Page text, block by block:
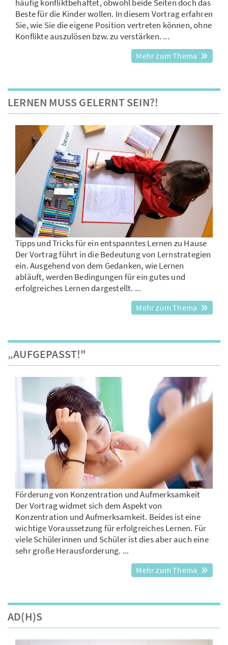
häufig konfliktbehaftet, obwohl beide Seiten doch das
Beste für die Kinder wollen. In diesem Vortrag erfahren
Sie, wie Sie die eigene Position vertreten können, ohne
Konflikte auszulösen bzw. zu verstärken. ...
Mehr zum Thema
LERNEN MUSS GELERNT SEIN?!
Tipps und Tricks für ein entspanntes Lernen zu Hause
Der Vortrag führt in die Bedeutung von Lernstrategien
ein. Ausgehend von dem Gedanken, wie Lernen
abläuft, werden Bedingungen für ein gutes und
erfolgreiches Lernen dargestellt. ...
Mehr zum Thema
„AUFGEPASST!"
Förderung von Konzentration und Aufmerksamkeit
Der Vortrag widmet sich dem Aspekt von
Konzentration und Aufmerksamkeit. Beides ist eine
wichtige Voraussetzung für erfolgreiches Lernen. Für
viele Schülerinnen und Schüler ist dies aber auch eine
sehr große Herausforderung. ...
Mehr zum Thema
AD(H)S